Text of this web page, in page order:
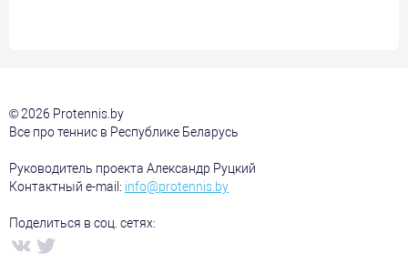
© 2026 Protennis.by
Все про теннис в Республике Беларусь
Руководитель проекта Александр Руцкий
Контактный e-mail: info@protennis.by
Поделиться в соц. сетях: